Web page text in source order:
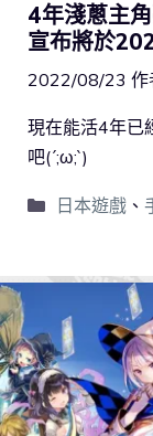
4年淺蔥主
宣布將於
2022/08/23 作
現在能活4年已
吧(´;ω;`)
日本遊戲、